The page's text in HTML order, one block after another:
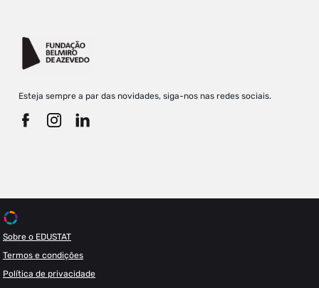
Esteja sempre a par das novidades, siga-nos nas redes sociais.
Sobre o EDUSTAT
Termos e condições
Política de privacidade